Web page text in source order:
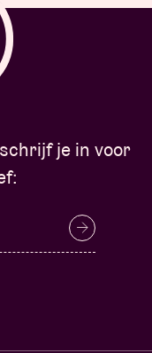
je in voor